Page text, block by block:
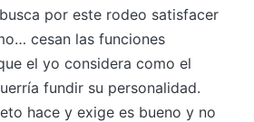
por este rodeo satisfacer
cesan las funciones
el yo considera como el
fundir su personalidad.
hace y exige es bueno y no